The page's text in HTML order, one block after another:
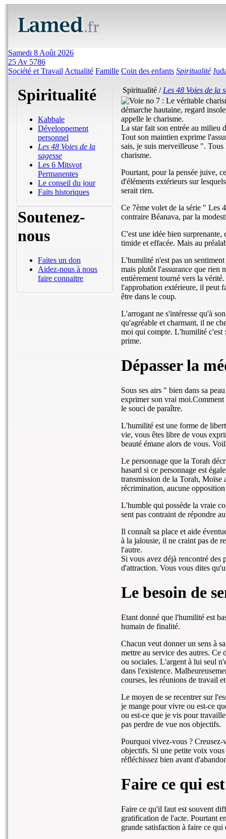
Samedi 8 Août 2026
25 Av 5786
Société et Travail Actualité Famille Coin des enfants Spiritualité
Spiritualité
Kabbale
Développement
personnel
Les 48 Voies de la
sagesse
Les 6 Mitsvot
Permanentes
Le conseil du jour
Faits historiques
Soutenez-
nous
Faites un don
Aidez-nous à nous
faire connaitre
Spiritualité / Les 48 Voies de la
démarche hautaine, regard
appelle le charisme.
La star fait son entrée au milieu
Tout son maintien exprime
sais, je suis merveilleuse ".
charisme.
Pourtant, pour la pensée juive,
d'éléments extérieurs sur
serait rien.
Ce 7ème volet de la série " Les
contraire Béanava, par la
C'est une idée bien
timide et effacée. Mais au
L'humilité n'est pas un
mais plutôt l'assurance que rien
entièrement tourné vers la
l'approbation extérieure, il peut
être dans le coup.
L'arrogant ne s'intéresse qu'à
qu'agréable et charmant, il ne
moi qui compte. L'humilité c'est
prime.
Dépasser la
Sous ses airs " bien dans sa
exprimer son vrai moi.Comment
le souci de paraître.
L'humilité est une forme de
vie, vous êtes libre de vous
beauté émane alors de vous.
Le personnage que la Torah
hasard si ce personnage est
transmission de la Torah, Moïse
récrimination, aucune
L'humble qui possède la vraie
sent pas contraint de répondre
Il connaît sa place et aide
à la jalousie, il ne craint pas de
l'autre.
Si vous avez déjà rencontré des
d'attraction. Vous vous dites
Le besoin de
Etant donné que l'humilité est
humain de finalité.
Chacun veut donner un sens à
mettre au service des autres. Ce
ou sociales. L'argent à lui seul
dans l'existence.
courses, les réunions de travail
Le moyen de se recentrer sur
je mange pour vivre ou est-ce
ou est-ce que je vis pour
pas perdre de vue nos objectifs.
Pourquoi vivez-vous ?
objectifs. Si une petite voix
réfléchissez bien avant
Faire ce qui
Faire ce qu'il faut est souvent
gratification de l'acte. Pourtant
grande satisfaction à faire ce qui